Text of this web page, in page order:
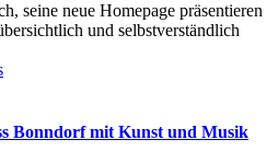
seine neue Homepage präsentieren
und selbstverständlich
Bonndorf mit Kunst und Musik